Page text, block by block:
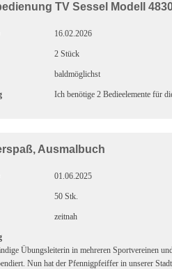
TV Sessel Modell
16.02.2026
2 Stück
baldmöglichst
Ich benötige 2 Bedieelemente für
Ausmalbuch
01.06.2025
50 Stk.
zeitnah
Übungsleiterin in mehreren Sportvereinen
Nun hat der Pfennigpfeiffer in unserer